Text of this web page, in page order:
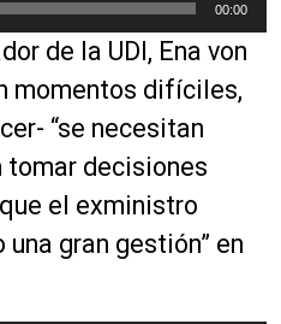
00:00
de la UDI, Ena von
momentos difíciles,
“se necesitan
tomar decisiones
el exministro
gran gestión” en